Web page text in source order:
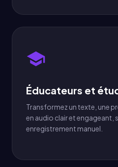
Éducateurs et
Transformez un texte, une
en audio clair et engageant,
enregistrement manuel.